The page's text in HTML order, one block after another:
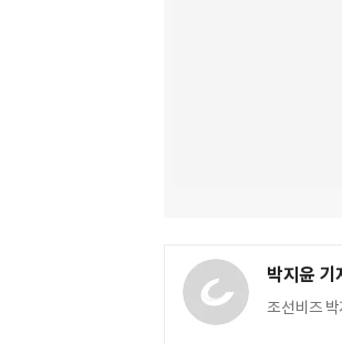
박지윤 기
조선비즈